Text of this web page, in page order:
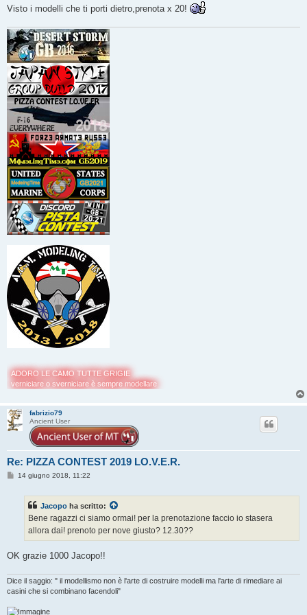
Visto i modelli che ti porti dietro,prenota x 20!
ADORO LE CAMO TUTTE GRIGIE
verniciare o sverniciare è sempre modellare
fabrizio79
Ancient User
Re: PIZZA CONTEST 2019 LO.V.E.R.
M14 giugno 2018, 11:22
Jacopo ha scritto:
Bene ragazzi ci siamo ormai! per la prenotazione faccio io stasera
allora dai! prenoto per nove giusto? 12.30??
OK grazie 1000 Jacopo!!
Dice il saggio: " il modellismo non è l'arte di costruire modelli ma l'arte di rimediare ai
casini che si combinano facendoli"